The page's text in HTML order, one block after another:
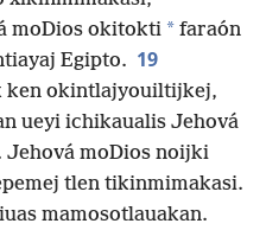
moDios okitokti * faraón
Egipto. 19
okintlajyouiltijkej,
ueyi ichikaualis Jehová
moDios noijki
tlen tikinmimakasi.
mamosotlauakan.